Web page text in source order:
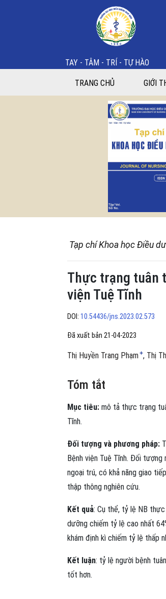
Thực trạng tuân thủ điều trị
TAY - TÂM - TRÍ - TỰ HÀO
TRANG CHỦ GIỚI
Tạp chí Khoa học Điều
Thực trạng tuân
viện Tuệ Tĩnh
DOI: 10.54436/jns.2023.02.573
Đã xuất bản 21-04-2023
Thị Huyền Trang Phạm+ Thị
Tóm tắt
Mục tiêu: mô tả thực trạng
Tĩnh.
Đối tượng và phương pháp:
Bệnh viện Tuệ Tĩnh. Đối
ngoại trú, có khả năng giao
thập thông nghiên cứu.
Kết quả: Cụ thể, tỷ lệ NB
dưỡng chiếm tỷ lệ cao nhất
khám định kì chiếm tỷ lệ thấp
Kết luận: tỷ lệ người bệnh
tốt hơn.